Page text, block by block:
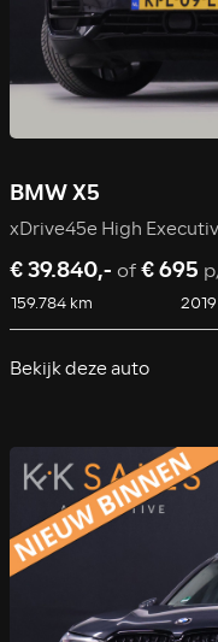
BMW X5
xDrive45e High
€ 39.840,- of€ 695
159.784 km 2019
Bekijk deze auto